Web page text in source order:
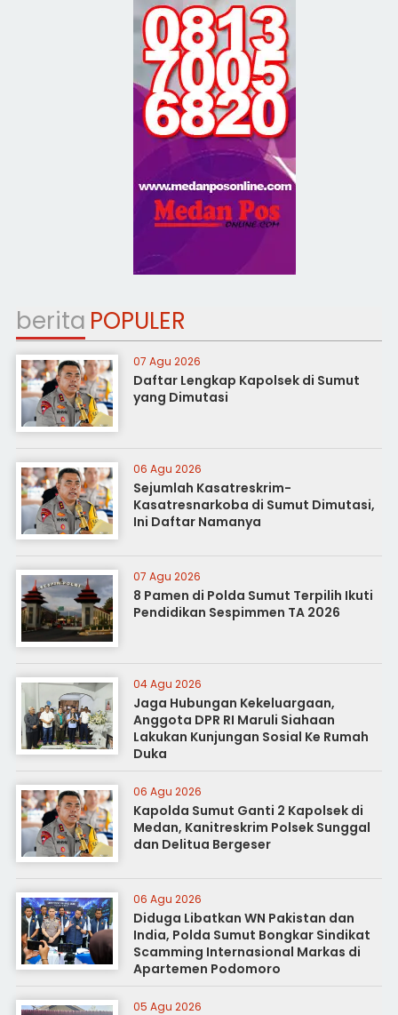
berita POPULER
07 Agu 2026
Daftar Lengkap Kapolsek di Sumut
yang Dimutasi
06 Agu 2026
Sejumlah Kasatreskrim-
Kasatresnarkoba di Sumut Dimutasi,
Ini Daftar Namanya
07 Agu 2026
8 Pamen di Polda Sumut Terpilih Ikuti
Pendidikan Sespimmen TA 2026
04 Agu 2026
Jaga Hubungan Kekeluargaan,
Anggota DPR RI Maruli Siahaan
Lakukan Kunjungan Sosial Ke Rumah
Duka
06 Agu 2026
Kapolda Sumut Ganti 2 Kapolsek di
Medan, Kanitreskrim Polsek Sunggal
dan Delitua Bergeser
06 Agu 2026
Diduga Libatkan WN Pakistan dan
India, Polda Sumut Bongkar Sindikat
Scamming Internasional Markas di
Apartemen Podomoro
05 Agu 2026